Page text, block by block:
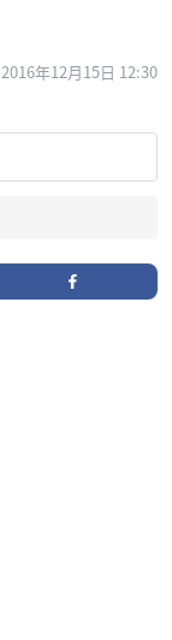
2016年12月15日 12:30